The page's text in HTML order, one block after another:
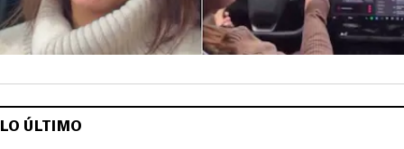
LO ÚLTIMO